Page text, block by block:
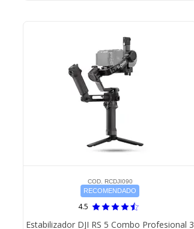
COD. RCDJI090
RECOMENDADO
4.5
Estabilizador DJI RS 5 Combo Profesional 3